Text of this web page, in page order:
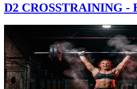
D2 CROSSTRAINING -